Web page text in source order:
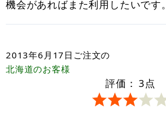
機会があればまた利用したいです。
2013年6月17日 ご注文の
北海道のお客様
評価： 3点